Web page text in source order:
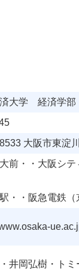
済大学 経済学
大阪市東淀
前・・大阪シ
駅・・阪急電鉄（
井岡弘樹・トミ